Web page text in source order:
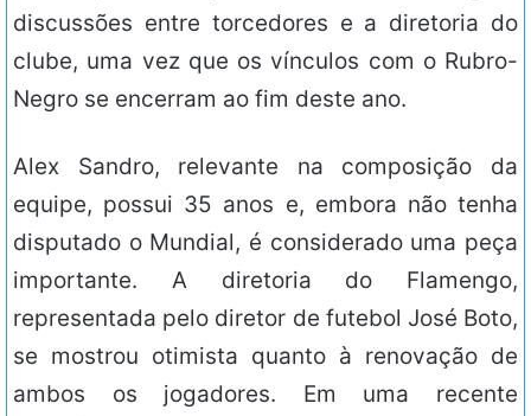
discussões entre torcedores e a diretoria do
clube, uma vez que os vínculos com o Rubro-
Negro se encerram ao fim deste ano.
Alex Sandro, relevante na composição da
equipe, possui 35 anos e, embora não tenha
disputado o Mundial, é considerado uma peça
importante. A diretoria do Flamengo,
representada pelo diretor de futebol José Boto,
se mostrou otimista quanto à renovação de
ambos os jogadores. Em uma recente